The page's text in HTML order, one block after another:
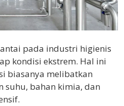
pada industri higienis
kondisi ekstrem. Hal ini
biasanya melibatkan
suhu, bahan kimia, dan